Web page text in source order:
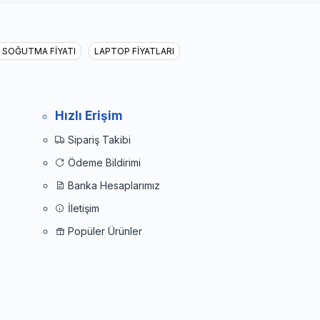
SOĞUTMA FİYATI LAPTOP FİYATLARI
Hızlı Erişim
Sipariş Takibi
Ödeme Bildirimi
Banka Hesaplarımız
İletişim
Popüler Ürünler